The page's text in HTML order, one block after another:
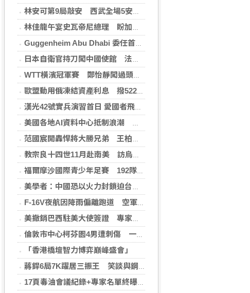
林安可第9局敲安 西武全場5安遭羅德完封
林佳龍午宴史瓦帝尼總理 盼加強各領域雙邊合作
Guggenheim Abu Dhabi 委任首任館長
日本自衛官持刀闖中國使館 法庭上稱促中國改變外交
WTT橫濱冠軍賽 鄭怡靜闖過頭關晉女單16強
歐盟動用俄凍結資產利息 撥522億元援助烏克蘭
漢光42號實兵演習首日 愛國者飛彈車高雄罕見現蹤
美國各地AI資料中心抵制浪潮 川普指控北京煽動
范國宸開轟悍將大勝兄弟 王柏融再見安雄鷹擒猿
教宗良十四世11月赴南美 訪烏拉圭、阿根廷和秘魯
福爾摩沙國際青少年足賽 192隊參賽規模創新高
美學者：中國恐以火力封鎖迫台屈服 降低國際介入可能
F-16V夜航因降雨偏離跑道 空軍：人員安全飛機輕損
美撤銷巴西駐美大使簽證 專家警告加劇外交僵局
倫敦市中心柯芬園4男遭刺傷 一女涉持械攻擊被捕
「香港橋壇智力博弈巔峰盛會」
蔣銲6局7K躍居三振王 笑談與鋼龍良性競爭
17頁毒油會議紀錄+專家名單終曝光！ 食藥署「作業10小時」才PO網